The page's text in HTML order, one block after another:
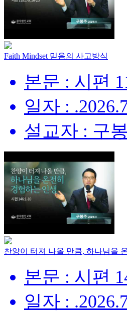
Faith Mindset 믿음의 사고방식
본문 : 시편
일자 :
설교자 : 구
찬양이 터져 나올 만큼, 하나님을
본문 : 시편
일자 :